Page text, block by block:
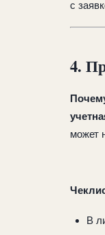
с
4.
может
В